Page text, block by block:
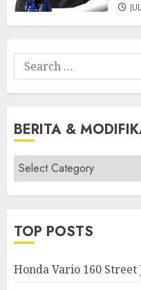
Search
for:
BERITA &
Berita
&
Modifikasi
TOP POSTS
Honda Vario 160